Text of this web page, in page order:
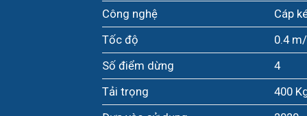
Công nghệ
Cáp
Tốc độ
0.4
Số điểm dừng
4
Tải trọng
400